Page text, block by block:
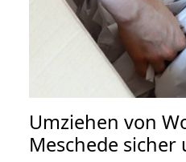
Umziehen von
Meschede sicher